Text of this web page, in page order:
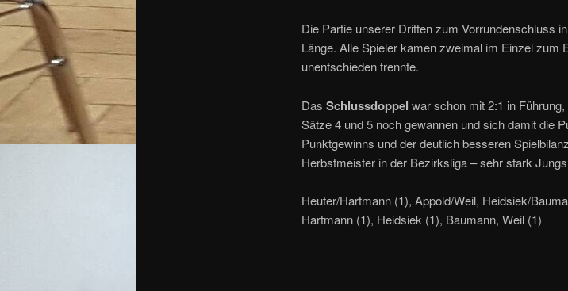
Die Partie unserer Dritten zum Vorrundenschluss in
Länge. Alle Spieler kamen zweimal im Einzel zum
unentschieden trennte.
Das Schlussdoppel war schon mit 2:1 in
Sätze 4 und 5 noch gewannen und sich damit die
Punktgewinns und der deutlich besseren
Herbstmeister in der Bezirksliga – sehr stark
Heuter/Hartmann (1), Appold/Weil, Heidsiek/
Hartmann (1), Heidsiek (1), Baumann, Weil (1)